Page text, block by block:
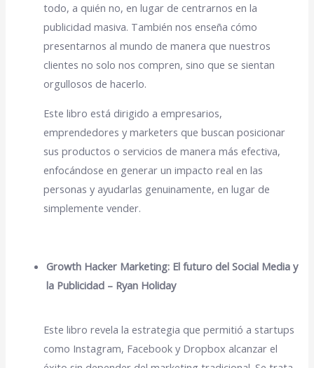
todo, a quién no, en lugar de centrarnos en la
publicidad masiva. También nos enseña cómo
presentarnos al mundo de manera que nuestros
clientes no solo nos compren, sino que se sientan
orgullosos de hacerlo.
Este libro está dirigido a empresarios,
emprendedores y marketers que buscan posicionar
sus productos o servicios de manera más efectiva,
enfocándose en generar un impacto real en las
personas y ayudarlas genuinamente, en lugar de
simplemente vender.
Growth Hacker Marketing: El futuro del Social Media y
la Publicidad – Ryan Holiday
Este libro revela la estrategia que permitió a startups
como Instagram, Facebook y Dropbox alcanzar el